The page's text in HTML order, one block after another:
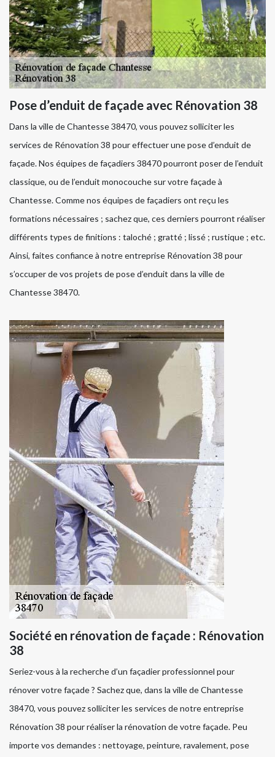
Pose d’enduit de façade avec Rénovation 38
Dans la ville de Chantesse 38470, vous pouvez solliciter les
services de Rénovation 38 pour effectuer une pose d’enduit de
façade. Nos équipes de façadiers 38470 pourront poser de l’enduit
classique, ou de l’enduit monocouche sur votre façade à
Chantesse. Comme nos équipes de façadiers ont reçu les
formations nécessaires ; sachez que, ces derniers pourront réaliser
différents types de finitions : taloché ; gratté ; lissé ; rustique ; etc.
Ainsi, faites confiance à notre entreprise Rénovation 38 pour
s’occuper de vos projets de pose d’enduit dans la ville de
Chantesse 38470.
Société en rénovation de façade : Rénovation
38
Seriez-vous à la recherche d’un façadier professionnel pour
rénover votre façade ? Sachez que, dans la ville de Chantesse
38470, vous pouvez solliciter les services de notre entreprise
Rénovation 38 pour réaliser la rénovation de votre façade. Peu
importe vos demandes : nettoyage, peinture, ravalement, pose